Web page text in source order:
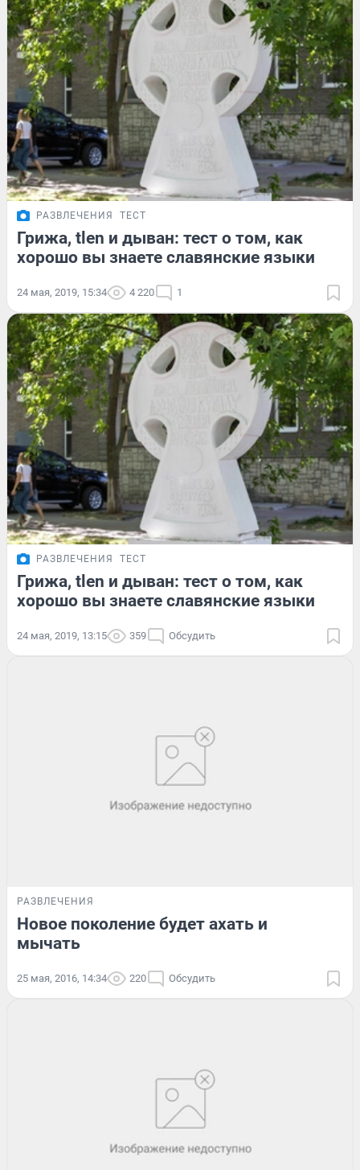
РАЗВЛЕЧЕНИЯ ТЕСТ
Грижа, tlen и дыван: тест о том, как
хорошо вы знаете славянские языки
24 мая, 2019, 15:34 4 220 1
РАЗВЛЕЧЕНИЯ ТЕСТ
Грижа, tlen и дыван: тест о том, как
хорошо вы знаете славянские языки
24 мая, 2019, 13:15 359 Обсудить
РАЗВЛЕЧЕНИЯ
Новое поколение будет ахать и
мычать
25 мая, 2016, 14:34 220 Обсудить